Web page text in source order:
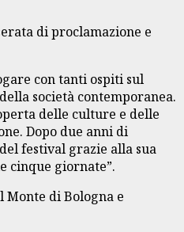
di proclamazione e
con tanti ospiti sul
società contemporanea.
delle culture e delle
Dopo due anni di
festival grazie alla sua
cinque giornate”.
Monte di Bologna e